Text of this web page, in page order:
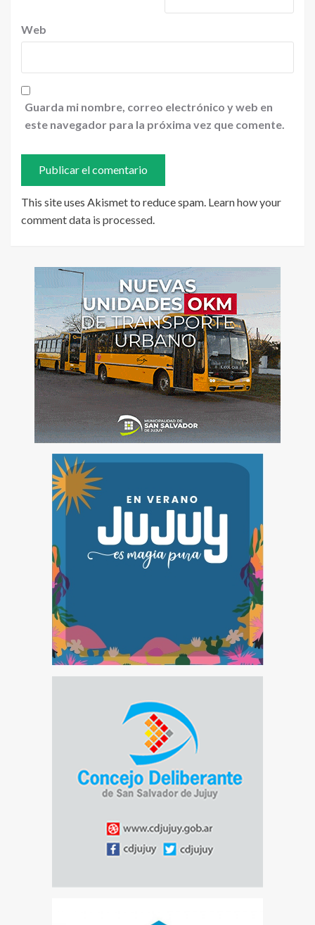
Web
Guarda mi nombre, correo electrónico y web en
este navegador para la próxima vez que comente.
This site uses Akismet to reduce spam. Learn how your
comment data is processed